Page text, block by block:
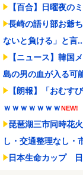
【百合】日曜夜の
長崎の語り部お爺
ないと負ける」と言
【ニュース】韓国
島の男の血が入る可
【朗報】「おむす
ｗｗｗｗｗｗｗNEW!
琵琶湖三市同時花
し・交通整理なし・
日本生命カップ